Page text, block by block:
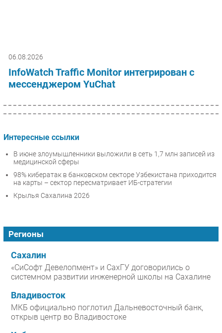
06.08.2026
InfoWatch Traffic Monitor интегрирован с
мессенджером YuChat
Интересные ссылки
В июне злоумышленники выложили в сеть 1,7 млн записей из
медицинской сферы
98% кибератак в банковском секторе Узбекистана приходится
на карты – сектор пересматривает ИБ-стратегии
Крылья Сахалина 2026
Регионы
Сахалин
«СиСофт Девелопмент» и СахГУ договорились о
системном развитии инженерной школы на Сахалине
Владивосток
МКБ официально поглотил Дальневосточный банк,
открыв центр во Владивостоке